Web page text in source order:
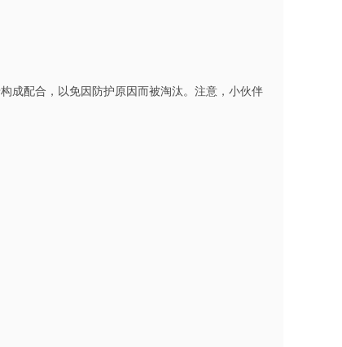
成配合，以免因防护原因而被淘汰。注意，小伙伴